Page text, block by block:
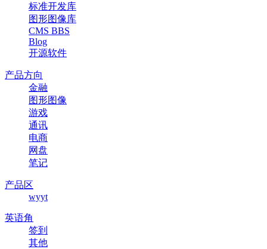
标准开发库
图形图像库
CMS BBS
Blog
开源软件
产品方向
金融
图形图像
游戏
通讯
电商
网盘
笔记
产品区
wyyt
英语角
签到
其他